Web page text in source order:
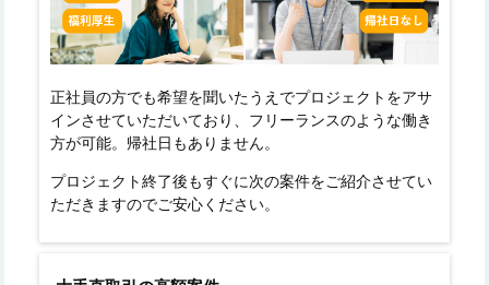
正社員の方でも希望を聞いたうえでプロジェクトをアサ
インさせていただいており、フリーランスのような働き
方が可能。帰社日もありません。
プロジェクト終了後もすぐに次の案件をご紹介させてい
ただきますのでご安心ください。